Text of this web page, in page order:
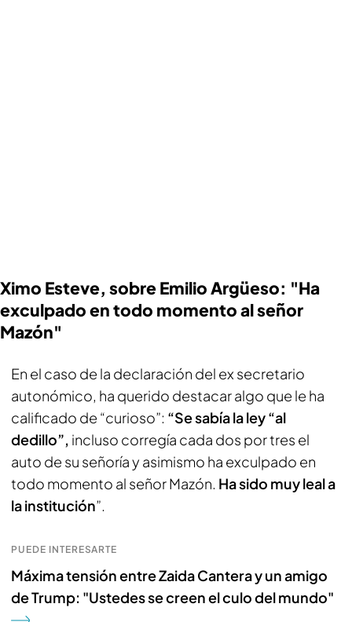
Ximo Esteve, sobre Emilio Argüeso: "Ha
exculpado en todo momento al señor
Mazón"
En el caso de la declaración del ex secretario
autonómico, ha querido destacar algo que le ha
calificado de “curioso”: “Se sabía la ley “al
dedillo”, incluso corregía cada dos por tres el
auto de su señoría y asimismo ha exculpado en
todo momento al señor Mazón. Ha sido muy leal a
la institución”.
PUEDE INTERESARTE
Máxima tensión entre Zaida Cantera y un amigo
de Trump: "Ustedes se creen el culo del mundo"